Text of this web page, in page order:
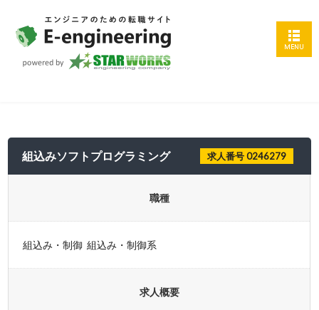
組込みソフトプログラミング 求人番号 0246279
職種
組込み・制御 組込み・制御系
求人概要